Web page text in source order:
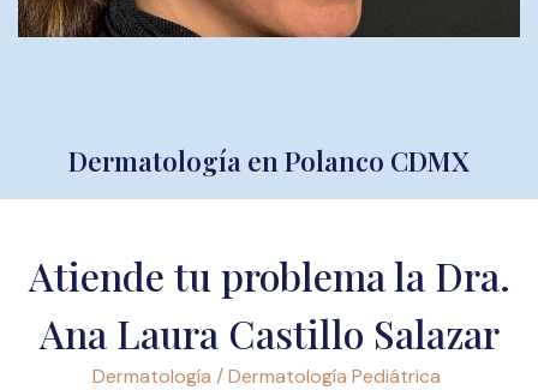
Dermatología en Polanco CDMX
Atiende tu problema la Dra.
Ana Laura Castillo Salazar
Dermatología / Dermatología Pediátrica